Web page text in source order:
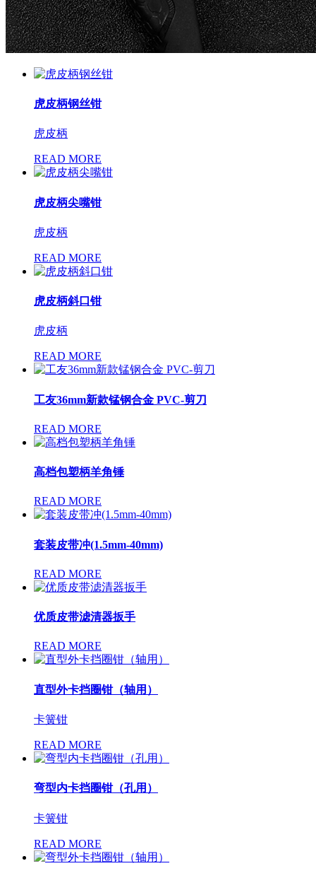
虎皮柄钢丝钳
虎皮柄
READ MORE
虎皮柄尖嘴钳
虎皮柄
READ MORE
虎皮柄斜口钳
虎皮柄
READ MORE
工友36mm新款锰钢合金 PVC-剪刀
READ MORE
高档包塑柄羊角锤
READ MORE
套装皮带冲(1.5mm-40mm)
READ MORE
优质皮带滤清器扳手
READ MORE
直型外卡挡圈钳（轴用）
卡簧钳
READ MORE
弯型内卡挡圈钳（孔用）
卡簧钳
READ MORE